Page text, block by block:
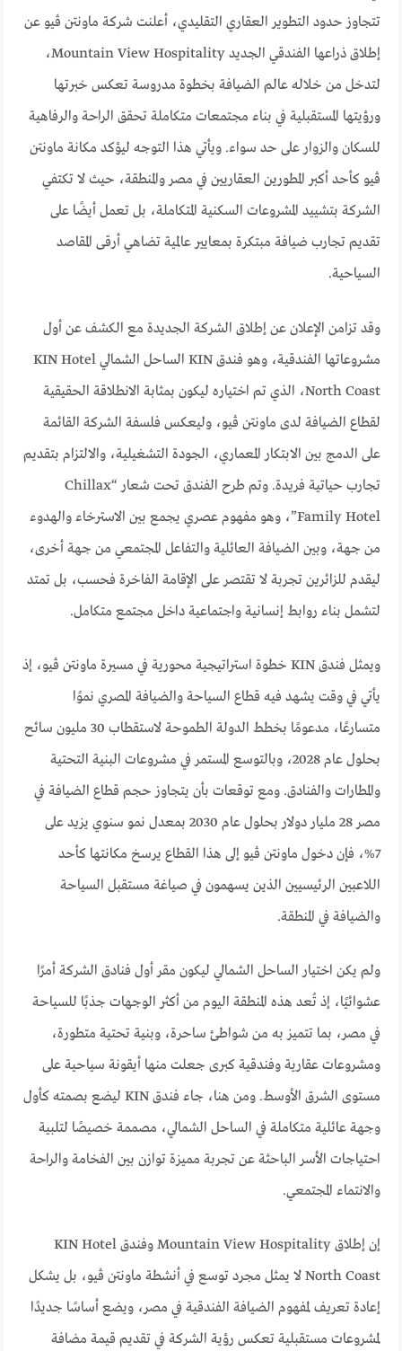
تتجاوز حدود التطوير العقاري التقليدي، أعلنت شركة ماونتن ڤيو عن
إطلاق ذراعها الفندقي الجديد Mountain View Hospitality،
لتدخل من خلاله عالم الضيافة بخطوة مدروسة تعكس خبرتها
ورؤيتها المستقبلية في بناء مجتمعات متكاملة تحقق الراحة والرفاهية
للسكان والزوار على حد سواء. ويأتي هذا التوجه ليؤكد مكانة ماونتن
ڤيو كأحد أكبر المطورين العقاريين في مصر والمنطقة، حيث لا تكتفي
الشركة بتشييد المشروعات السكنية المتكاملة، بل تعمل أيضًا على
تقديم تجارب ضيافة مبتكرة بمعايير عالمية تضاهي أرقى المقاصد
السياحية.
وقد تزامن الإعلان عن إطلاق الشركة الجديدة مع الكشف عن أول
مشروعاتها الفندقية، وهو فندق KIN الساحل الشمالي KIN Hotel
North Coast، الذي تم اختياره ليكون بمثابة الانطلاقة الحقيقية
لقطاع الضيافة لدى ماونتن ڤيو، وليعكس فلسفة الشركة القائمة
على الدمج بين الابتكار المعماري، الجودة التشغيلية، والالتزام بتقديم
تجارب حياتية فريدة. وتم طرح الفندق تحت شعار “Chillax
Family Hotel”، وهو مفهوم عصري يجمع بين الاسترخاء والهدوء
من جهة، وبين الضيافة العائلية والتفاعل المجتمعي من جهة أخرى،
ليقدم للزائرين تجربة لا تقتصر على الإقامة الفاخرة فحسب، بل تمتد
لتشمل بناء روابط إنسانية واجتماعية داخل مجتمع متكامل.
ويمثل فندق KIN خطوة استراتيجية محورية في مسيرة ماونتن ڤيو، إذ
يأتي في وقت يشهد فيه قطاع السياحة والضيافة المصري نموًا
متسارعًا، مدعومًا بخطط الدولة الطموحة لاستقطاب 30 مليون سائح
بحلول عام 2028، وبالتوسع المستمر في مشروعات البنية التحتية
والمطارات والفنادق. ومع توقعات بأن يتجاوز حجم قطاع الضيافة في
مصر 28 مليار دولار بحلول عام 2030 بمعدل نمو سنوي يزيد على
7%، فإن دخول ماونتن ڤيو إلى هذا القطاع يرسخ مكانتها كأحد
اللاعبين الرئيسيين الذين يسهمون في صياغة مستقبل السياحة
والضيافة في المنطقة.
ولم يكن اختيار الساحل الشمالي ليكون مقر أول فنادق الشركة أمرًا
عشوائيًا، إذ تُعد هذه المنطقة اليوم من أكثر الوجهات جذبًا للسياحة
في مصر، بما تتميز به من شواطئ ساحرة، وبنية تحتية متطورة،
ومشروعات عقارية وفندقية كبرى جعلت منها أيقونة سياحية على
مستوى الشرق الأوسط. ومن هنا، جاء فندق KIN ليضع بصمته كأول
وجهة عائلية متكاملة في الساحل الشمالي، مصممة خصيصًا لتلبية
احتياجات الأسر الباحثة عن تجربة مميزة توازن بين الفخامة والراحة
والانتماء المجتمعي.
إن إطلاق Mountain View Hospitality وفندق KIN Hotel
North Coast لا يمثل مجرد توسع في أنشطة ماونتن ڤيو، بل يشكل
إعادة تعريف لمفهوم الضيافة الفندقية في مصر، ويضع أساسًا جديدًا
لمشروعات مستقبلية تعكس رؤية الشركة في تقديم قيمة مضافة